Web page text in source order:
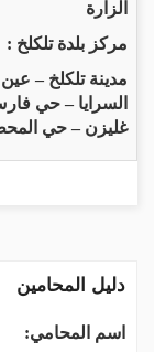
الزارة
مركز بلدة تلكلخ :
مدينة تلكلخ –
السرايا – حي
غليزن – حي
دليل المحامين
اسم المحامي: